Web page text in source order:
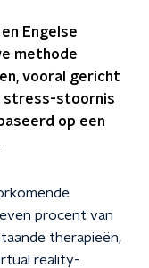
Engelse
methode
vooral gericht
stress-stoornis
op een
procent van
therapieën,
reality-